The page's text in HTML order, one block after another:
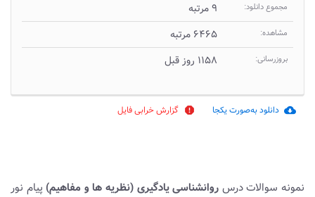
مجموع دانلود: ۹ مرتبه
مشاهده: ۶۴۶۵ مرتبه
بروزرسانی: ۱۱۵۸ روز قبل
cloud_download دانلود به‌صورت یکجا report گزارش خرابی فایل
نمونه سوالات درس روانشناسی یادگیری (نظریه ها و مفاهیم) پیام نور